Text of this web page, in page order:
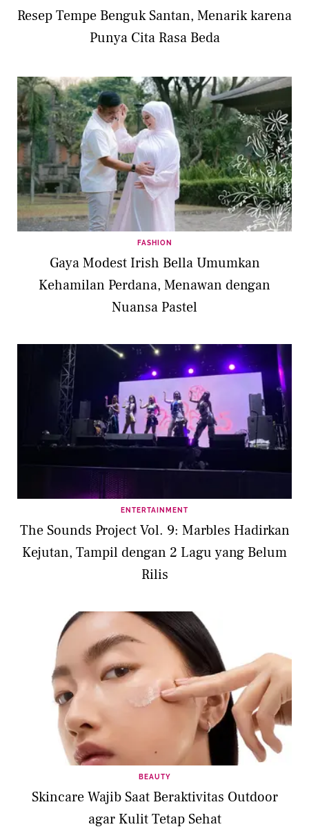
Resep Tempe Benguk Santan, Menarik karena
Punya Cita Rasa Beda
FASHION
Gaya Modest Irish Bella Umumkan
Kehamilan Perdana, Menawan dengan
Nuansa Pastel
ENTERTAINMENT
The Sounds Project Vol. 9: Marbles Hadirkan
Kejutan, Tampil dengan 2 Lagu yang Belum
Rilis
BEAUTY
Skincare Wajib Saat Beraktivitas Outdoor
agar Kulit Tetap Sehat